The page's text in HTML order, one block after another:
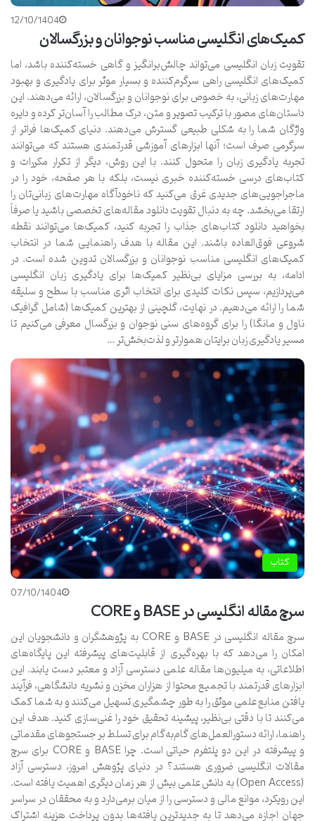
12/10/1404
کمیک‌های انگلیسی مناسب نوجوانان و بزرگسالان
تقویت زبان انگلیسی می‌تواند چالش‌برانگیز و گاهی خسته‌کننده باشد، اما
کمیک‌های انگلیسی راهی سرگرم‌کننده و بسیار موثر برای یادگیری و بهبود
مهارت‌های زبانی، به خصوص برای نوجوانان و بزرگسالان، ارائه می‌دهند. این
داستان‌های مصور با ترکیب تصویر و متن، درک مطالب را آسان‌تر کرده و دایره
واژگان شما را به شکلی طبیعی گسترش می‌دهند. دنیای کمیک‌ها فراتر از
سرگرمی صرف است؛ آنها ابزارهای آموزشی قدرتمندی هستند که می‌توانند
تجربه یادگیری زبان را متحول کنند. با این روش، دیگر از تکرار مکررات و
کتاب‌های درسی خسته‌کننده خبری نیست، بلکه با هر صفحه، خود را در
ماجراجویی‌های جدیدی غرق می‌کنید که ناخودآگاه مهارت‌های زبانی‌تان را
ارتقا می‌بخشد. چه به دنبال تقویت دانلود مقاله‌های تخصصی باشید یا صرفاً
بخواهید دانلود کتاب‌های جذاب را تجربه کنید، کمیک‌ها می‌توانند نقطه
شروعی فوق‌العاده باشند. این مقاله با هدف راهنمایی شما در انتخاب
کمیک‌های انگلیسی مناسب نوجوانان و بزرگسالان تدوین شده است. در
ادامه، به بررسی مزایای بی‌نظیر کمیک‌ها برای یادگیری زبان انگلیسی
می‌پردازیم، سپس نکات کلیدی برای انتخاب اثری مناسب با سطح و سلیقه
شما را ارائه می‌دهیم. در نهایت، گلچینی از بهترین کمیک‌ها (شامل گرافیک
ناول و مانگا) را برای گروه‌های سنی نوجوان و بزرگسال معرفی می‌کنیم تا
مسیر یادگیری زبان برایتان هموارتر و لذت‌بخش‌تر …
کتاب
07/10/1404
سرچ مقاله انگلیسی در BASE و CORE
سرچ مقاله انگلیسی در BASE و CORE به پژوهشگران و دانشجویان این
امکان را می‌دهد که با بهره‌گیری از قابلیت‌های پیشرفته این پایگاه‌های
اطلاعاتی، به میلیون‌ها مقاله علمی دسترسی آزاد و معتبر دست یابند. این
ابزارهای قدرتمند با تجمیع محتوا از هزاران مخزن و نشریه دانشگاهی، فرآیند
یافتن منابع علمی موثق را به طور چشمگیری تسهیل می‌کنند و به شما کمک
می‌کنند تا با دقتی بی‌نظیر، پیشینه تحقیق خود را غنی‌سازی کنید. هدف این
راهنما، ارائه دستورالعمل‌های گام‌به‌گام برای تسلط بر جستجوهای مقدماتی
و پیشرفته در این دو پلتفرم حیاتی است. چرا BASE و CORE برای سرچ
مقالات انگلیسی ضروری هستند؟ در دنیای پژوهش امروز، دسترسی آزاد
(Open Access) به دانش علمی بیش از هر زمان دیگری اهمیت یافته است.
این رویکرد، موانع مالی و دسترسی را از میان برمی‌دارد و به محققان در سراسر
جهان اجازه می‌دهد تا به جدیدترین یافته‌ها بدون پرداخت هزینه اشتراک